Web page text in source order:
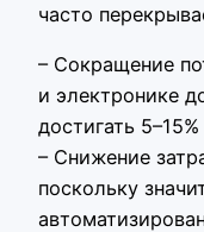
часто
– Сокращение
и электронике
достигать
– Снижение
поскольку